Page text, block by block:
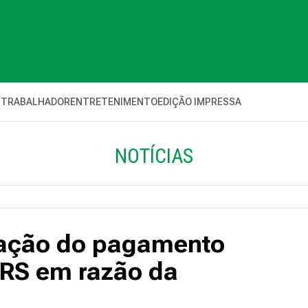
ENTRETENIMENTOEDIÇÃO IMPRESSA
NOTÍCIAS
do pagamento
em razão da